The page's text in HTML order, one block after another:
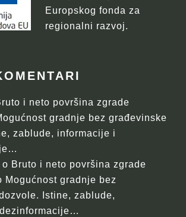
Europskog fonda za
regionalni razvoj.
i neto površina zgrade
gradnje bez građevinske
zablude, informacije i
o Bruto i neto površina zgrade
Mogućnost gradnje bez
Istine, zablude,